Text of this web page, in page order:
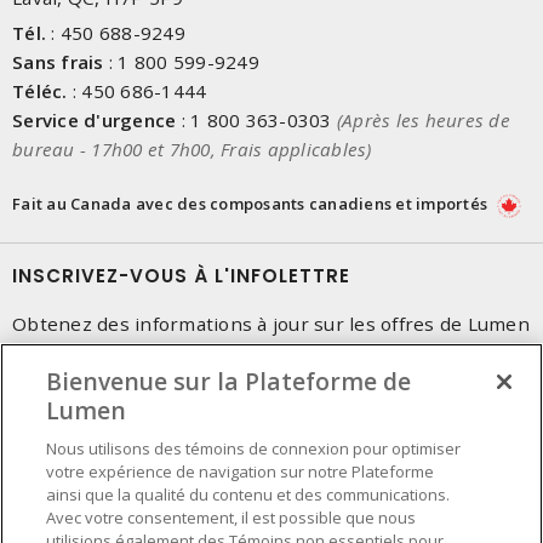
essentiels dans les processus industriels où la surveillance de la
température est cruciale pour la qualité et la sécurité.
Les rallonges, dévidoirs et boîtes portables
indispensables pour étendre la portée des câbles et fournir de
l'énergie là où les prises murales ne sont pas disponibles. Les
rallonges, dévidoirs et boîtes portables sont idéals pour les
flexibilité et une accessibilité maximales.
Tél. : 450 688-9249
Sans frais : 1 800 599-9249
Téléc. : 450 686-1444
Service d'urgence : 1 800 363-0303 (Après les heures de
bureau - 17h00 et 7h00, Frais applicables)
Fait au Canada avec des composants canadiens et importés
INSCRIVEZ-VOUS À L'INFOLETTRE
Obtenez des informations à jour sur les offres de Lumen
Bienvenue sur la Plateforme de
Lumen
Nous utilisons des témoins de connexion pour optimiser
votre expérience de navigation sur notre Plateforme
ainsi que la qualité du contenu et des communications.
Avec votre consentement, il est possible que nous